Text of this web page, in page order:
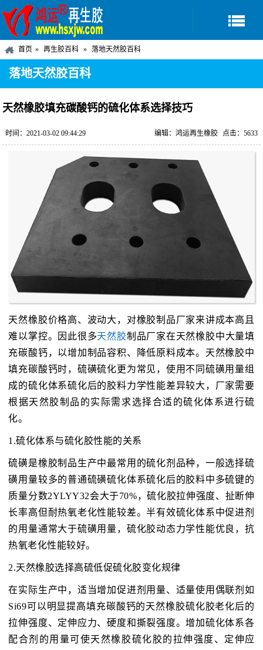
首页 再生胶百科 落地天然胶百科
落地天然胶百科
天然橡胶填充碳酸钙的硫化体系选择技巧
时间：2021-03-02 09:44:29 点击：5633
编辑：鸿运再生橡胶
天然橡胶价格高、波动大，对橡胶制品厂家来讲成本高且
难以掌控。因此很多天然胶制品厂家在天然橡胶中大量填
充碳酸钙，以增加制品容积、降低原料成本。天然橡胶中
填充碳酸钙时，硫磺硫化更为常见，使用不同硫磺用量组
成的硫化体系硫化后的胶料力学性能差异较大，厂家需要
根据天然胶制品的实际需求选择合适的硫化体系进行硫
化。
1.硫化体系与硫化胶性能的关系
硫磺是橡胶制品生产中最常用的硫化剂品种，一般选择硫
磺用量较多的普通硫磺硫化体系硫化后的胶料中多硫键的
质量分数2YLYY32会大于70%，硫化胶拉伸强度、扯断伸
长率高但耐热氧老化性能较差。半有效硫化体系中促进剂
的用量通常大于硫磺用量，硫化胶动态力学性能优良，抗
热氧老化性能较好。
2.天然橡胶选择高硫低促硫化胶变化规律
在实际生产中，适当增加促进剂用量、适量使用偶联剂如
Si69可以明显提高填充碳酸钙的天然橡胶硫化胶老化后的
拉伸强度、定伸应力、硬度和撕裂强度。增加硫化体系各
配合剂的用量可使天然橡胶硫化胶的拉伸强度、定伸应